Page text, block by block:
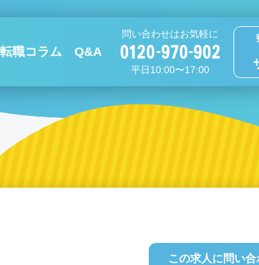
転職コラム Q&A
問い合わせはお気軽に
平日10:00〜17:00
この求人に問い合